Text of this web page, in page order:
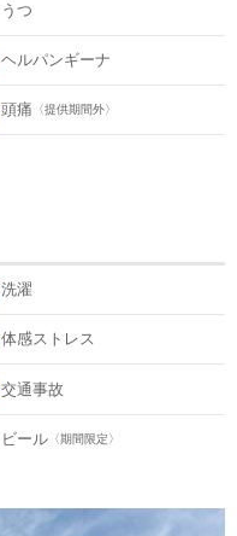
うつ
ヘルパンギーナ
頭痛 〈提供期間外〉
洗濯
体感ストレス
交通事故
ビール 〈期間限定〉